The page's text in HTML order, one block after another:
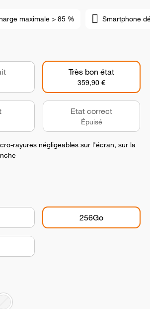
maximale > 85 % Smartphone
Très bon état
359,90 €
Etat correct
Épuisé
rayures négligeables sur l'écran, sur la
256Go